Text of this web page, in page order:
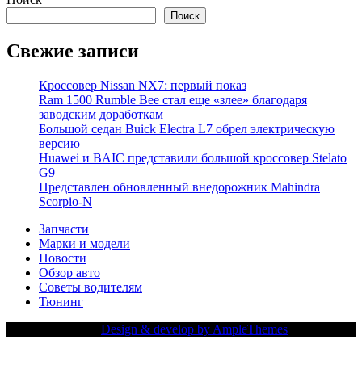
Поиск
Свежие записи
Кроссовер Nissan NX7: первый показ
Ram 1500 Rumble Bee стал еще «злее» благодаря
заводским доработкам
Большой седан Buick Electra L7 обрел электрическую
версию
Huawei и BAIC представили большой кроссовер Stelato
G9
Представлен обновленный внедорожник Mahindra
Scorpio-N
Запчасти
Марки и модели
Новости
Обзор авто
Советы водителям
Тюнинг
Design & develop by AmpleThemes